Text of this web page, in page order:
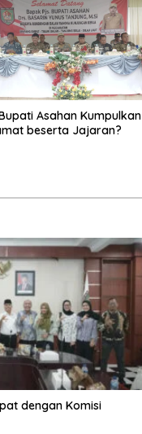
Asahan Kumpulkan
beserta Jajaran?
dengan Komisi